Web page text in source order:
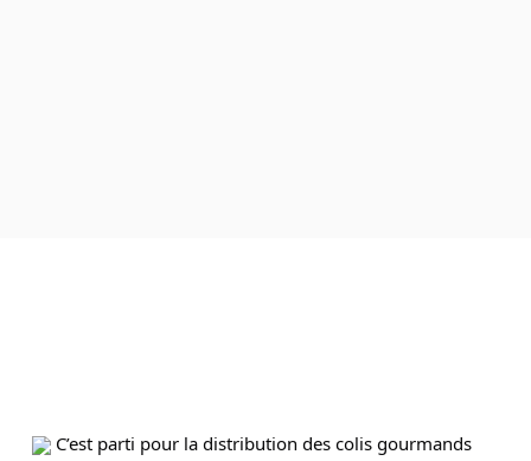
C’est parti pour la distribution des colis gourmands